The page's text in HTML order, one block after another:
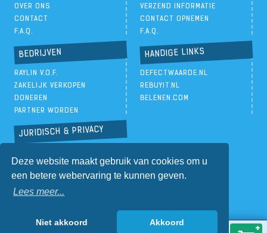
Deze website maakt gebruik van cookies om u
een betere webervaring te kunnen geven.
Lees meer...
Niet akkoord Akkoord
OVER ONS
CONTACT
F.A.Q.
VERZEND INFORMATIE
CONTACT OPNEMEN
F.A.Q.
BEDRIJVEN
RAYLIN V.O.F.
ZAKELIJK VERKOPEN
DONEREN
PARTNER WORDEN
HANDIGE LINKS
DEFECTWAARDE.NL
REBUYIT.NL
BELENEN.COM
JURIDISCH & PRIVACY
ALGEMENE VOORWAARDEN